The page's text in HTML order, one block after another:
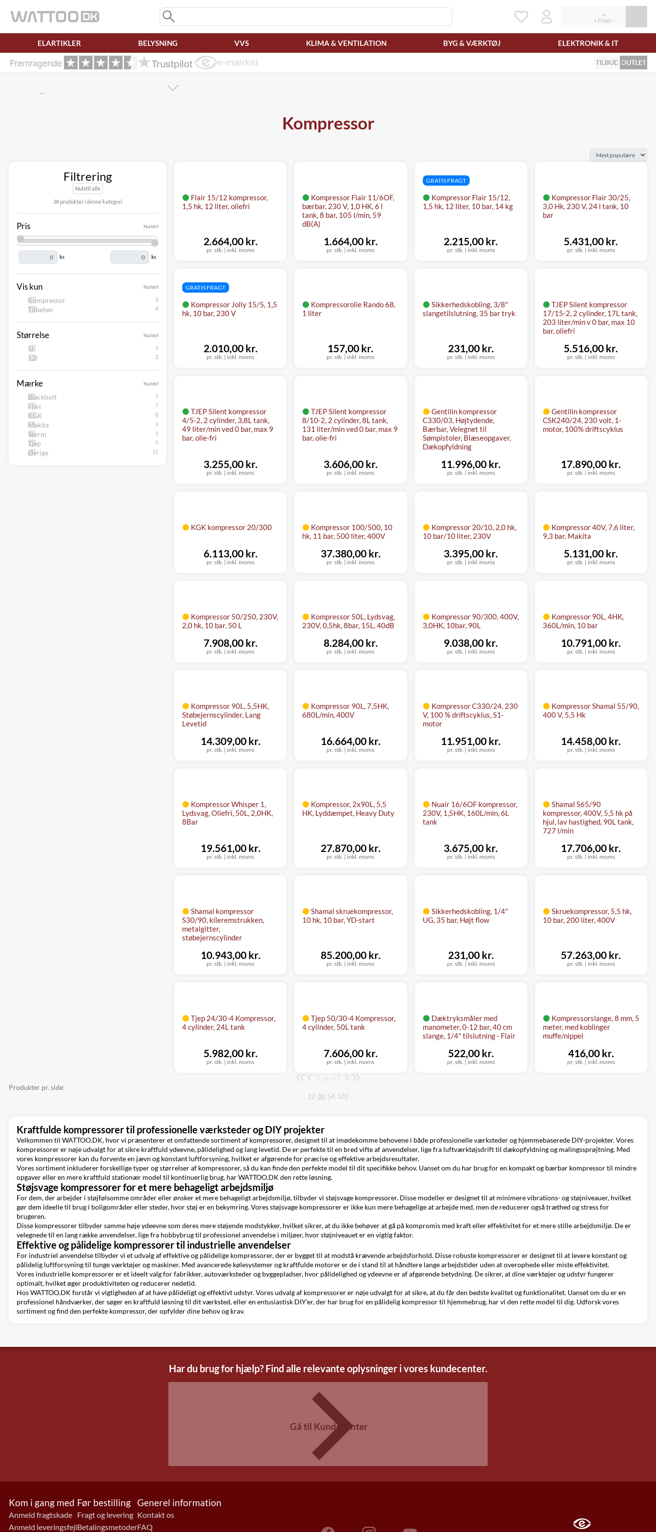
ELARTIKLER BELYSNING VVS KLIMA & VENTILATION BYG & VÆRKTØJ ELEKTRONIK & IT
Fremragende TILBUD OUTLET
…
Kompressor
Filtrering
Nulstil alle
38 produkter i denne kategori
Nulstil
Pris
kr. kr.
Nulstil
Vis kun
Kompressor
Tilbehør
Nulstil
Størrelse
5l
12l
Nulstil
Mærke
Blackbolt
Flair
KGK
Makita
Storm
Tjep
Øvrige
Flair 15/12 kompressor,
1,5 hk, 12 liter, oliefri
pr. stk. | inkl. moms
2.664,00 kr.
Kompressor Flair 11/6OF,
bærbar, 230 V, 1,0 HK, 6 l
tank, 8 bar, 105 l/min, 59
dB(A)
pr. stk. | inkl. moms
1.664,00 kr.
Kompressor Flair 15/12,
1,5 hk, 12 liter, 10 bar, 14 kg
GRATIS FRAGT
pr. stk. | inkl. moms
2.215,00 kr.
Kompressor Flair 30/25,
3,0 Hk, 230 V, 24 l tank, 10
bar
pr. stk. | inkl. moms
5.431,00 kr.
Kompressor Jolly 15/5, 1,5
hk, 10 bar, 230 V
GRATIS FRAGT
pr. stk. | inkl. moms
2.010,00 kr.
Kompressorolie Rando 68,
1 liter
pr. stk. | inkl. moms
157,00 kr.
Sikkerhedskobling, 3/8"
slangetilslutning, 35 bar tryk
pr. stk. | inkl. moms
231,00 kr.
TJEP Silent kompressor
17/15-2, 2 cylinder, 17L tank,
203 liter/min v 0 bar, max 10
bar, oliefri
pr. stk. | inkl. moms
5.516,00 kr.
TJEP Silent kompressor
4/5-2, 2 cylinder, 3,8L tank,
49 liter/min ved 0 bar, max 9
bar, olie-fri
pr. stk. | inkl. moms
3.255,00 kr.
TJEP Silent kompressor
8/10-2, 2 cylinder, 8L tank,
131 liter/min ved 0 bar, max 9
bar, olie-fri
pr. stk. | inkl. moms
3.606,00 kr.
Gentilin kompressor
C330/03, Højtydende,
Bærbar, Velegnet til
Sømpistoler, Blæseopgaver,
Dækopfyldning
pr. stk. | inkl. moms
11.996,00 kr.
Gentilin kompressor
CSK240/24, 230 volt, 1-
motor, 100% driftscyklus
pr. stk. | inkl. moms
17.890,00 kr.
KGK kompressor 20/300
pr. stk. | inkl. moms
6.113,00 kr.
Kompressor 100/500, 10
hk, 11 bar, 500 liter, 400V
pr. stk. | inkl. moms
37.380,00 kr.
Kompressor 20/10, 2,0 hk,
10 bar/10 liter, 230V
pr. stk. | inkl. moms
3.395,00 kr.
Kompressor 40V, 7,6 liter,
9,3 bar, Makita
pr. stk. | inkl. moms
5.131,00 kr.
Kompressor 50/250, 230V,
2,0 hk, 10 bar, 50 L
pr. stk. | inkl. moms
7.908,00 kr.
Kompressor 50L, Lydsvag,
230V, 0,5hk, 8bar, 15L, 40dB
pr. stk. | inkl. moms
8.284,00 kr.
Kompressor 90/300, 400V,
3,0HK, 10bar, 90L
pr. stk. | inkl. moms
9.038,00 kr.
Kompressor 90L, 4HK,
360L/min, 10 bar
pr. stk. | inkl. moms
10.791,00 kr.
Kompressor 90L, 5,5HK,
Støbejernscylinder, Lang
Levetid
pr. stk. | inkl. moms
14.309,00 kr.
Kompressor 90L, 7,5HK,
680L/min, 400V
pr. stk. | inkl. moms
16.664,00 kr.
Kompressor C330/24, 230
V, 100 % driftscyklus, S1-
motor
pr. stk. | inkl. moms
11.951,00 kr.
Kompressor Shamal 55/90,
400 V, 5,5 Hk
pr. stk. | inkl. moms
14.458,00 kr.
Kompressor Whisper 1,
Lydsvag, Oliefri, 50L, 2,0HK,
8Bar
pr. stk. | inkl. moms
19.561,00 kr.
Kompressor, 2x90L, 5,5
HK, Lyddæmpet, Heavy Duty
pr. stk. | inkl. moms
27.870,00 kr.
Nuair 16/6OF kompressor,
230V, 1,5HK, 160L/min, 6L
tank
pr. stk. | inkl. moms
3.675,00 kr.
Shamal S65/90
kompressor, 400V, 5,5 hk på
hjul, lav hastighed, 90L tank,
727 l/min
pr. stk. | inkl. moms
17.706,00 kr.
Shamal kompressor
S30/90, kileremstrukken,
metalgitter,
støbejernscylinder
pr. stk. | inkl. moms
10.943,00 kr.
Shamal skruekompressor,
10 hk, 10 bar, YD-start
pr. stk. | inkl. moms
85.200,00 kr.
Sikkerhedskobling, 1/4"
UG, 35 bar, Højt flow
pr. stk. | inkl. moms
231,00 kr.
Skruekompressor, 5,5 hk,
10 bar, 200 liter, 400V
pr. stk. | inkl. moms
57.263,00 kr.
Tjep 24/30-4 Kompressor,
4 cylinder, 24L tank
pr. stk. | inkl. moms
5.982,00 kr.
Tjep 50/30-4 Kompressor,
4 cylinder, 50L tank
pr. stk. | inkl. moms
7.606,00 kr.
Dæktryksmåler med
manometer, 0-12 bar, 40 cm
slange, 1/4" tilslutning - Flair
pr. stk. | inkl. moms
522,00 kr.
Kompressorslange, 8 mm, 5
meter, med koblinger
muffe/nippel
pr. stk. | inkl. moms
416,00 kr.
Side
ud af 2
Produkter pr. side:
12 36 54 102
Kraftfulde kompressorer til professionelle værksteder og DIY projekter
Velkommen til WATTOO.DK, hvor vi præsenterer et omfattende sortiment af kompressorer, designet til at imødekomme behovene i både professionelle værksteder og hjemmebaserede DIY-projekter. Vores
kompressorer er nøje udvalgt for at sikre kraftfuld ydeevne, pålidelighed og lang levetid. De er perfekte til en bred vifte af anvendelser, lige fra luftværktøjsdrift til dækopfyldning og malingssprøjtning. Med
vores kompressorer kan du forvente en jævn og konstant luftforsyning, hvilket er afgørende for præcise og effektive arbejdsresultater.
Vores sortiment inkluderer forskellige typer og størrelser af kompressorer, så du kan finde den perfekte model til dit specifikke behov. Uanset om du har brug for en kompakt og bærbar kompressor til mindre
opgaver eller en mere kraftfuld stationær model til kontinuerlig brug, har WATTOO.DK den rette løsning.
Støjsvage kompressorer for et mere behageligt arbejdsmiljø
For dem, der arbejder i støjfølsomme områder eller ønsker et mere behageligt arbejdsmiljø, tilbyder vi støjsvage kompressorer. Disse modeller er designet til at minimere vibrations- og støjniveauer, hvilket
gør dem ideelle til brug i boligområder eller steder, hvor støj er en bekymring. Vores støjsvage kompressorer er ikke kun mere behagelige at arbejde med, men de reducerer også træthed og stress for
brugeren.
Disse kompressorer tilbyder samme høje ydeevne som deres mere støjende modstykker, hvilket sikrer, at du ikke behøver at gå på kompromis med kraft eller effektivitet for et mere stille arbejdsmiljø. De er
velegnede til en lang række anvendelser, lige fra hobbybrug til professionel anvendelse i miljøer, hvor støjniveauet er en vigtig faktor.
Effektive og pålidelige kompressorer til industrielle anvendelser
For industriel anvendelse tilbyder vi et udvalg af effektive og pålidelige kompressorer, der er bygget til at modstå krævende arbejdsforhold. Disse robuste kompressorer er designet til at levere konstant og
pålidelig luftforsyning til tunge værktøjer og maskiner. Med avancerede kølesystemer og kraftfulde motorer er de i stand til at håndtere lange arbejdstider uden at overophede eller miste effektivitet.
Vores industrielle kompressorer er et ideelt valg for fabrikker, autoværksteder og byggepladser, hvor pålidelighed og ydeevne er af afgørende betydning. De sikrer, at dine værktøjer og udstyr fungerer
optimalt, hvilket øger produktiviteten og reducerer nedetid.
Hos WATTOO.DK forstår vi vigtigheden af at have pålideligt og effektivt udstyr. Vores udvalg af kompressorer er nøje udvalgt for at sikre, at du får den bedste kvalitet og funktionalitet. Uanset om du er en
professionel håndværker, der søger en kraftfuld løsning til dit værksted, eller en entusiastisk DIY'er, der har brug for en pålidelig kompressor til hjemmebrug, har vi den rette model til dig. Udforsk vores
sortiment og find den perfekte kompressor, der opfylder dine behov og krav.
Har du brug for hjælp? Find alle relevante oplysninger i vores kundecenter.
Gå til Kundecenter
Kom i gang med
Anmeld fragtskade
Anmeld leveringsfejl
Før bestilling
Fragt og levering
Betalingsmetoder
Generel information
Kontakt os
FAQ
Ret samtykke!